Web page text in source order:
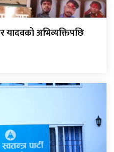
यादवको अभिव्यक्तिपछि